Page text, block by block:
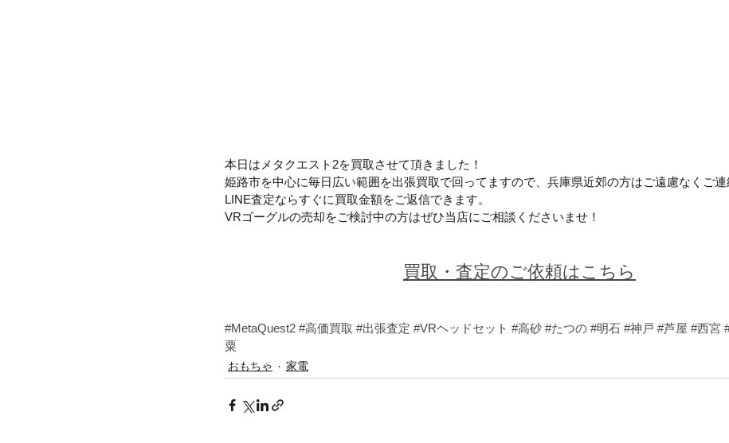
本日はメタクエスト2を買取させて頂きました！
姫路市を中心に毎日広い範囲を出張買取で回ってますので、兵庫県近郊の方はご遠慮なくご
LINE査定ならすぐに買取金額をご返信できます。
VRゴーグルの売却をご検討中の方はぜひ当店にご相談くださいませ！
買取・査定のご依頼はこちら
#MetaQuest2 #高価買取 #出張査定 #VRヘッドセット #高砂 #たつの #明石 #神戸 #芦屋 #西宮
粟
おもちゃ 家電